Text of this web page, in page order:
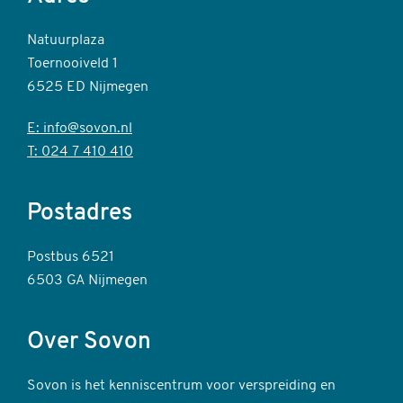
Natuurplaza
Toernooiveld 1
6525 ED Nijmegen
E: info@sovon.nl
T: 024 7 410 410
Postadres
Postbus 6521
6503 GA Nijmegen
Over Sovon
Sovon is het kenniscentrum voor verspreiding en